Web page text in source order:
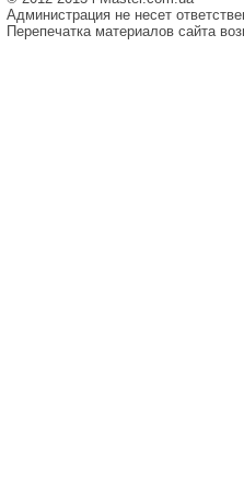
Администрация не несет
Перепечатка материалов сайта